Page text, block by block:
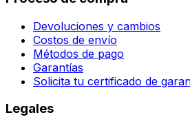
Devoluciones y cambios
Costos de envío
Métodos de pago
Garantías
Solicita tu certificado de
Legales